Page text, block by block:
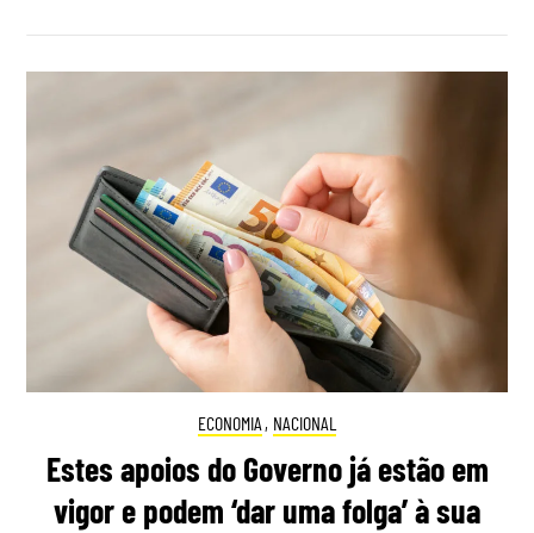
ECONOMIA , NACIONAL
Estes apoios do Governo já estão em
vigor e podem ‘dar uma folga’ à sua